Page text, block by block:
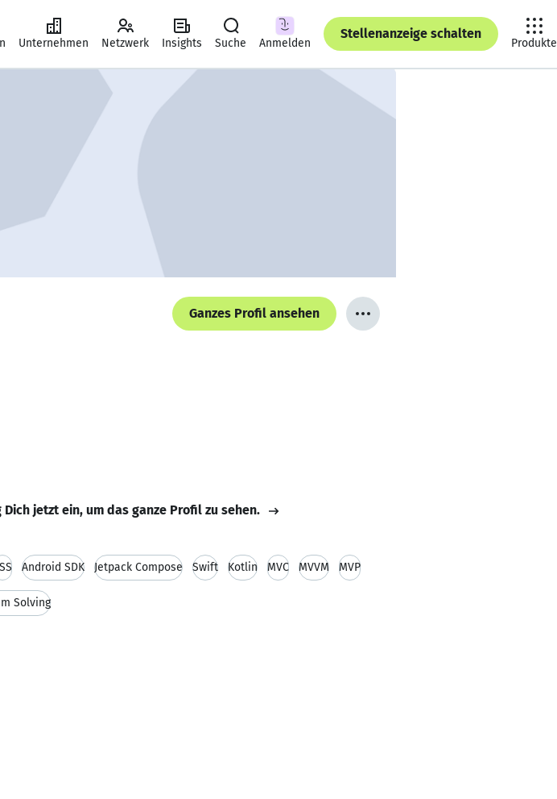
Unternehmen Netzwerk Insights Suche Anmelden
Stellenanzeige schalten
Produkte
Ganzes Profil ansehen
Dich jetzt ein, um das ganze Profil zu sehen.
Android SDK Jetpack Compose Swift Kotlin MVC MVVM MVP
Solving